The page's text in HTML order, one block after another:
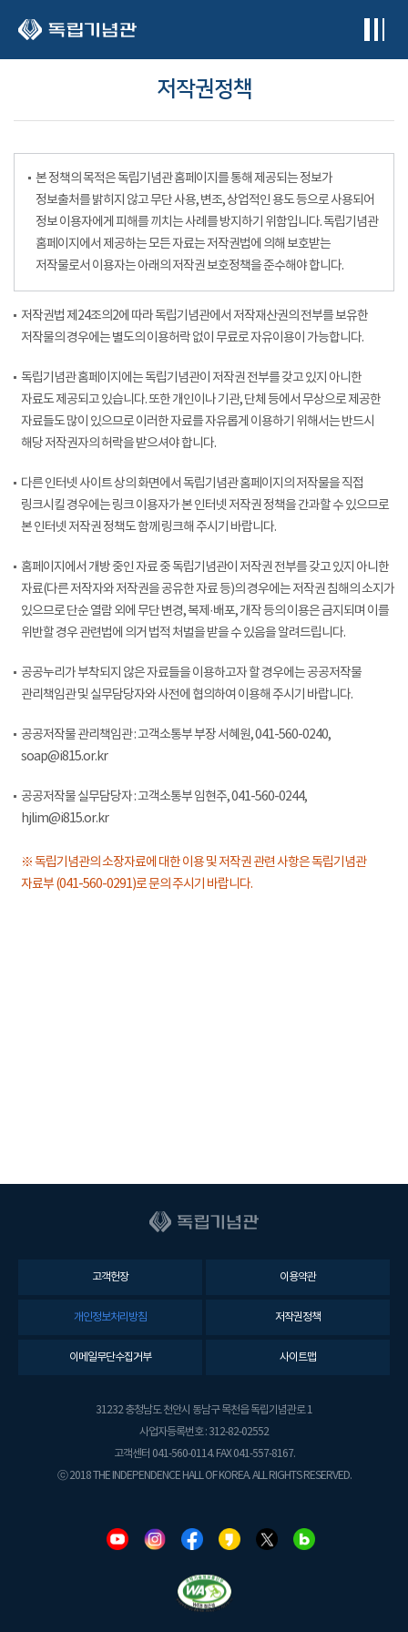
저작권정책
본 정책의 목적은 독립기념관 홈페이지를 통해 제공되는 정보가
정보출처를 밝히지 않고 무단 사용, 변조, 상업적인 용도 등으로 사용되어
정보 이용자에게 피해를 끼치는 사례를 방지하기 위함입니다. 독립기념관
홈페이지에서 제공하는 모든 자료는 저작권법에 의해 보호받는
저작물로서 이용자는 아래의 저작권 보호정책을 준수해야 합니다.
저작권법 제24조의2에 따라 독립기념관에서 저작재산권의 전부를 보유한
저작물의 경우에는 별도의 이용허락 없이 무료로 자유이용이 가능합니다.
독립기념관 홈페이지에는 독립기념관이 저작권 전부를 갖고 있지 아니한
자료도 제공되고 있습니다. 또한 개인이나 기관, 단체 등에서 무상으로 제공한
자료들도 많이 있으므로 이러한 자료를 자유롭게 이용하기 위해서는 반드시
해당 저작권자의 허락을 받으셔야 합니다.
다른 인터넷 사이트 상의 화면에서 독립기념관 홈페이지의 저작물을 직접
링크시킬 경우에는 링크 이용자가 본 인터넷 저작권 정책을 간과할 수 있으므로
본 인터넷 저작권 정책도 함께 링크해 주시기 바랍니다.
홈페이지에서 개방 중인 자료 중 독립기념관이 저작권 전부를 갖고 있지 아니한
자료(다른 저작자와 저작권을 공유한 자료 등)의 경우에는 저작권 침해의 소지가
있으므로 단순 열람 외에 무단 변경, 복제·배포, 개작 등의 이용은 금지되며 이를
위반할 경우 관련법에 의거 법적 처벌을 받을 수 있음을 알려드립니다.
공공누리가 부착되지 않은 자료들을 이용하고자 할 경우에는 공공저작물
관리책임관 및 실무담당자와 사전에 협의하여 이용해 주시기 바랍니다.
공공저작물 관리책임관 : 고객소통부 부장 서혜원, 041-560-0240,
soap@i815.or.kr
공공저작물 실무담당자 : 고객소통부 임현주, 041-560-0244,
hjlim@i815.or.kr
※ 독립기념관의 소장자료에 대한 이용 및 저작권 관련 사항은 독립기념관
자료부 (041-560-0291)로 문의 주시기 바랍니다.
고객헌장 이용약관
개인정보처리방침 저작권정책
이메일무단수집거부 사이트맵
31232 충청남도 천안시 동남구 목천읍 독립기념관로 1
사업자등록번호 : 312-82-02552
고객센터 041-560-0114. FAX 041-557-8167.
ⓒ 2018 THE INDEPENDENCE HALL OF KOREA. ALL RIGHTS RESERVED.